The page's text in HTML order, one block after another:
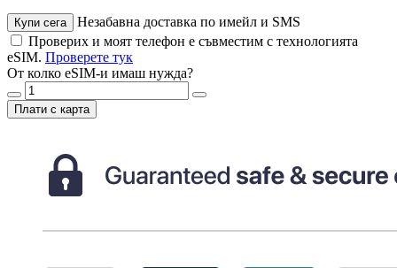
Купи сега
Незабавна доставка по имейл и SMS
Проверих и моят телефон е съвместим с технологията
eSIM. Проверете тук
От колко eSIM-и имаш нужда?
Плати с карта